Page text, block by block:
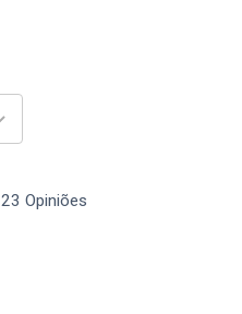
23 Opiniões